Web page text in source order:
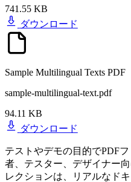
741.55 KB
ダウンロード
Sample Multilingual Texts PDF
sample-multilingual-text.pdf
94.11 KB
ダウンロード
テストやデモの目的でPDF
者、テスター、デザイナー
レクションは、リアルなド